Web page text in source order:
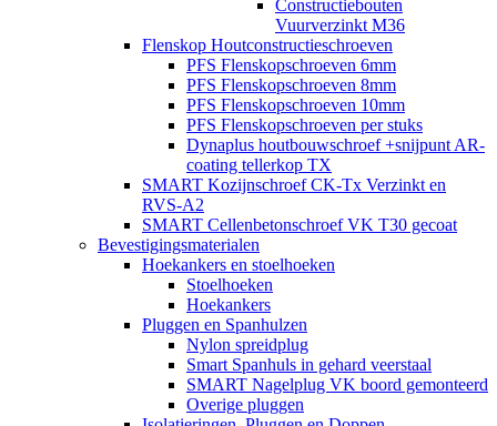
Constructiebouten
Vuurverzinkt M36
Flenskop Houtconstructieschroeven
PFS Flenskopschroeven 6mm
PFS Flenskopschroeven 8mm
PFS Flenskopschroeven 10mm
PFS Flenskopschroeven per stuks
Dynaplus houtbouwschroef +snijpunt AR-
coating tellerkop TX
SMART Kozijnschroef CK-Tx Verzinkt en
RVS-A2
SMART Cellenbetonschroef VK T30 gecoat
Bevestigingsmaterialen
Hoekankers en stoelhoeken
Stoelhoeken
Hoekankers
Pluggen en Spanhulzen
Nylon spreidplug
Smart Spanhuls in gehard veerstaal
SMART Nagelplug VK boord gemonteerd
Overige pluggen